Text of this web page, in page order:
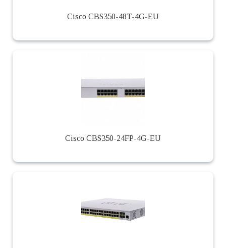
Cisco CBS350-48T-4G-EU
Cisco CBS350-24FP-4G-EU